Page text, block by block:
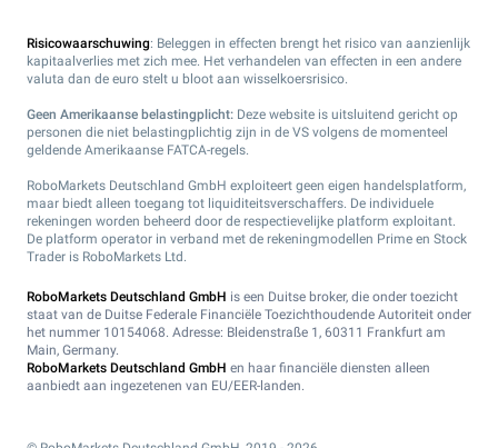
Risicowaarschuwing: Beleggen in effecten brengt het risico van aanzienlijk
kapitaalverlies met zich mee. Het verhandelen van effecten in een andere
valuta dan de euro stelt u bloot aan wisselkoersrisico.
Geen Amerikaanse belastingplicht: Deze website is uitsluitend gericht op
personen die niet belastingplichtig zijn in de VS volgens de momenteel
geldende Amerikaanse FATCA-regels.
RoboMarkets Deutschland GmbH exploiteert geen eigen handelsplatform,
maar biedt alleen toegang tot liquiditeitsverschaffers. De individuele
rekeningen worden beheerd door de respectievelijke platform exploitant.
De platform operator in verband met de rekeningmodellen Prime en Stock
Trader is RoboMarkets Ltd.
RoboMarkets Deutschland GmbH is een Duitse broker, die onder toezicht
staat van de Duitse Federale Financiële Toezichthoudende Autoriteit onder
het nummer 10154068. Adresse: Bleidenstraße 1, 60311 Frankfurt am
Main, Germany.
RoboMarkets Deutschland GmbH en haar financiële diensten alleen
aanbiedt aan ingezetenen van EU/EER-landen.